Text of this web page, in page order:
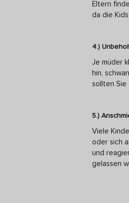
Eltern
da die
4.)
Je müder
hin,
sollten Sie
5.)
Viele
oder sich
und
gelassen